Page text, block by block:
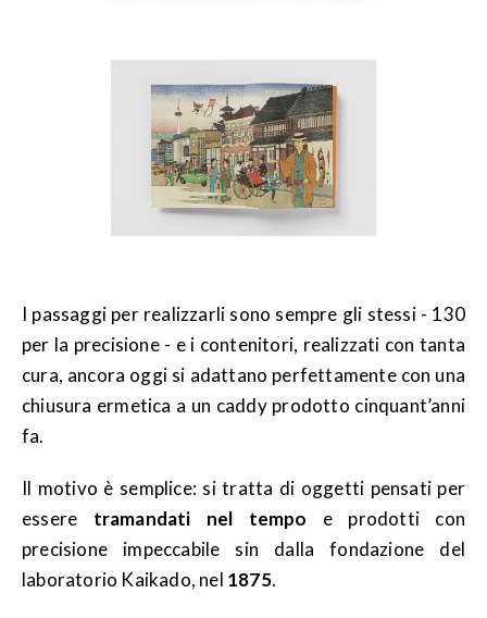
I passaggi per realizzarli sono sempre gli stessi - 130
per la precisione - e i contenitori, realizzati con tanta
cura, ancora oggi si adattano perfettamente con una
chiusura ermetica a un caddy prodotto cinquant’anni
fa.
Il motivo è semplice: si tratta di oggetti pensati per
essere tramandati nel tempo e prodotti con
precisione impeccabile sin dalla fondazione del
laboratorio Kaikado, nel 1875.